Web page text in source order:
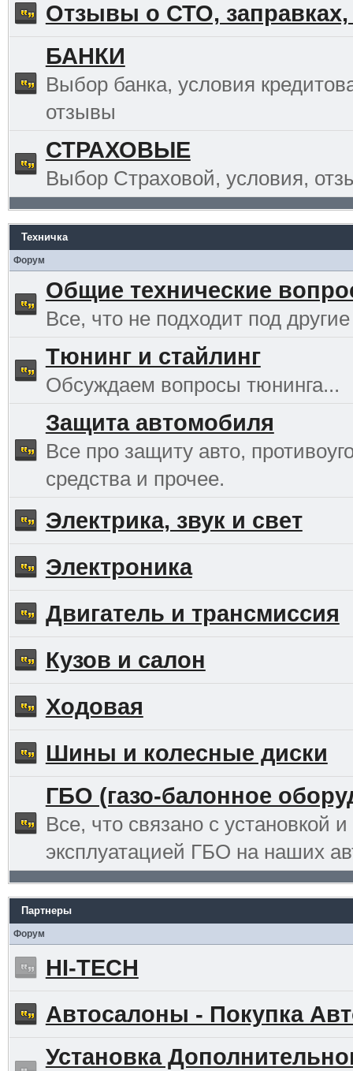
Отзывы о СТО, заправках,
БАНКИ
Выбор банка, условия
отзывы
СТРАХОВЫЕ
Выбор Страховой, условия,
Техничка
Форум
Общие технические
Все, что не подходит под другие
Тюнинг и стайлинг
Обсуждаем вопросы тюнинга...
Защита автомобиля
Все про защиту авто,
средства и прочее.
Электрика, звук и свет
Электроника
Двигатель и трансмиссия
Кузов и салон
Ходовая
Шины и колесные диски
ГБО (газо-балонное
Все, что связано с установкой и
эксплуатацией ГБО на наших
Партнеры
Форум
HI-TECH
Автосалоны - Покупка
Установка